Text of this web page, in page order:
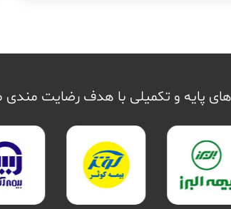
های پایه و تکمیلی با هدف رضایت مندی